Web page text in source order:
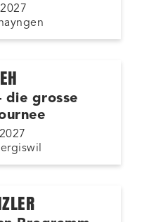
die grosse